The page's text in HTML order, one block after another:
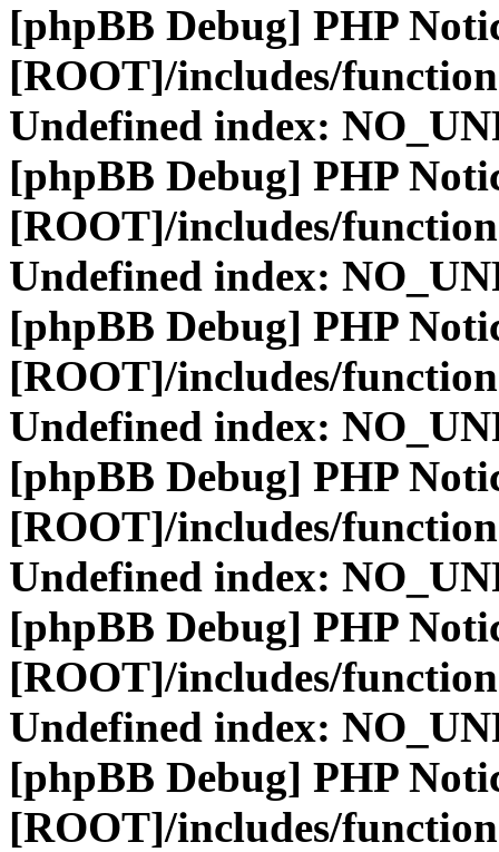
[phpBB Debug] PHP
[ROOT]/includes/
Undefined index:
[phpBB Debug] PHP
[ROOT]/includes/
Undefined index:
[phpBB Debug] PHP
[ROOT]/includes/
Undefined index:
[phpBB Debug] PHP
[ROOT]/includes/
Undefined index:
[phpBB Debug] PHP
[ROOT]/includes/
Undefined index:
[phpBB Debug] PHP
[ROOT]/includes/